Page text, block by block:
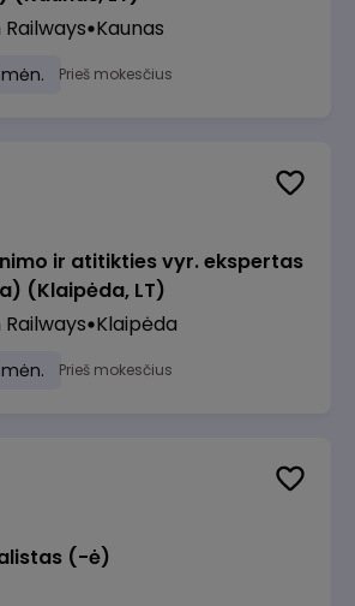
Kaunas
Prieš mokesčius
ir atitikties vyr. ekspertas
(Klaipėda, LT)
Klaipėda
Prieš mokesčius
(-ė)